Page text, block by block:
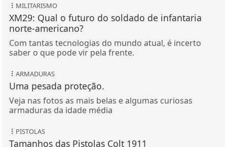
MILITARISMO
XM29: Qual o futuro do soldado de infantaria
norte-americano?
Com tantas tecnologias do mundo atual, é incerto
saber o que pode vir pela frente.
ARMADURAS
Uma pesada proteção.
Veja nas fotos as mais belas e algumas curiosas
armaduras da idade média
PISTOLAS
Tamanhos das Pistolas Colt 1911